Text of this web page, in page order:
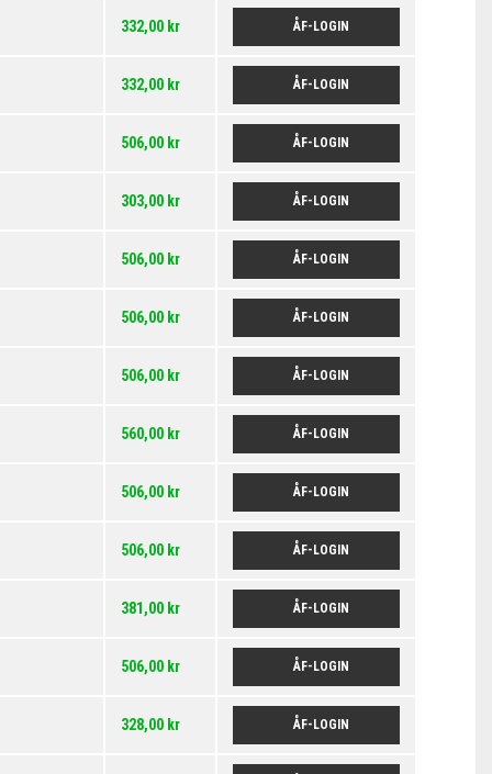
332,00 kr ÅF-LOGIN
332,00 kr ÅF-LOGIN
506,00 kr ÅF-LOGIN
303,00 kr ÅF-LOGIN
506,00 kr ÅF-LOGIN
506,00 kr ÅF-LOGIN
506,00 kr ÅF-LOGIN
560,00 kr ÅF-LOGIN
506,00 kr ÅF-LOGIN
506,00 kr ÅF-LOGIN
381,00 kr ÅF-LOGIN
506,00 kr ÅF-LOGIN
328,00 kr ÅF-LOGIN